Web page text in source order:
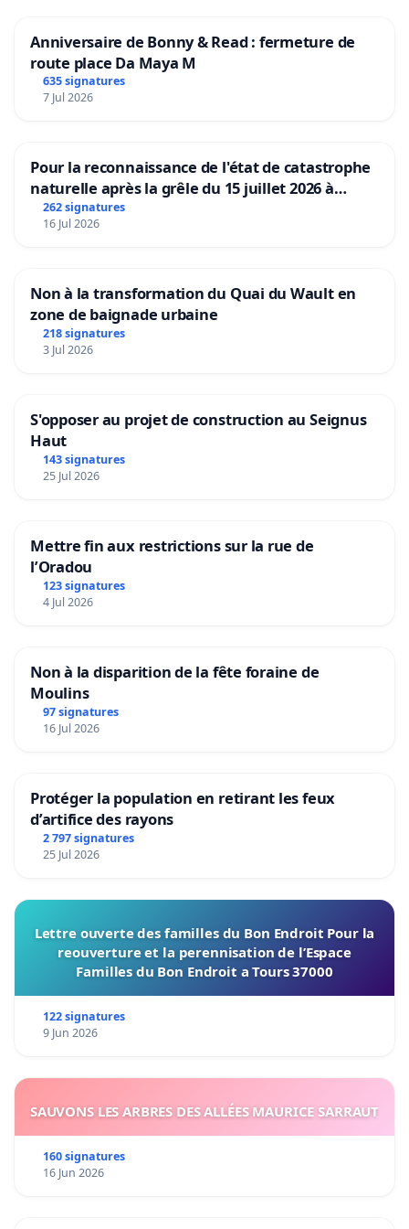
ne-peut-rester-sans-suite/
---------------------------------------------------------------------------
https://www.facebook.com/Les-Amis-de-Kairos-
ARTICLE Kairos "Agression de notre journaliste à la
« manifestation pour la liberté » du dimanche 23
https://www.kairospresse.be/agression-de-notre-
manifestation-pour-la-liberte-du-dimanche-23-janvier-
VIDÉO de l'agression :
-VIDÉO de la seconde agression :
https://fb.watch/b2o9PiH00c/
ARTICLE Kairos "Où sont les syndicats des
journalistes-allo /
- Kairos sur les réseaux :
Odysee:https://odysee.com/@Kairospresse:0
Facebook:https://www.facebook.com/kairospresse
Twitch:https://www.twitch.tv/kairospresse
Youtube:
https://www.youtube.com/channel/
Twitter:https://twitter.com/KairosPre
Anniversaire de Bonny & Read : fermeture de
route place Da Maya M
635 signatures
7 Jul 2026
Pour la reconnaissance de l'état de catastrophe
naturelle après la grêle du 15 juillet 2026 à
Aubenas et ses alentours
262 signatures
16 Jul 2026
Non à la transformation du Quai du Wault en
zone de baignade urbaine
218 signatures
3 Jul 2026
S'opposer au projet de construction au Seignus
Haut
143 signatures
25 Jul 2026
Mettre fin aux restrictions sur la rue de
l’Oradou
123 signatures
4 Jul 2026
Non à la disparition de la fête foraine de
Moulins
97 signatures
16 Jul 2026
Protéger la population en retirant les feux
d’artifice des rayons
2 797 signatures
25 Jul 2026
Lettre ouverte des familles du Bon Endroit Pour la
reouverture et la perennisation de l’Espace
Familles du Bon Endroit a Tours 37000
122 signatures
9 Jun 2026
SAUVONS LES ARBRES DES ALLÉES MAURICE SARRAUT
160 signatures
16 Jun 2026